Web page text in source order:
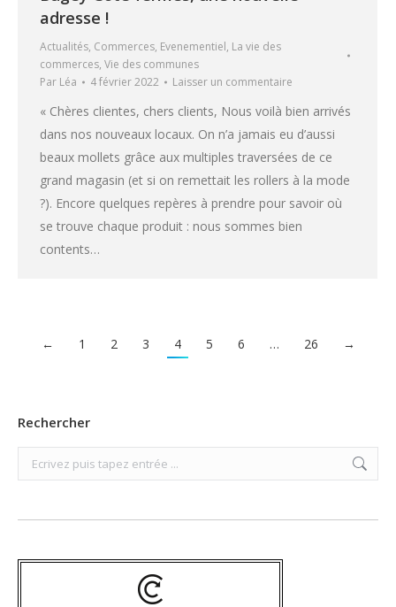
adresse !
Actualités, Commerces, Evenementiel, La vie des
commerces, Vie des communes
Par Léa 4 février 2022 Laisser un commentaire
« Chères clientes, chers clients, Nous voilà bien arrivés
dans nos nouveaux locaux. On n’a jamais eu d’aussi
beaux mollets grâce aux multiples traversées de ce
grand magasin (et si on remettait les rollers à la mode
?). Encore quelques repères à prendre pour savoir où
se trouve chaque produit : nous sommes bien
contents…
← 1 2 3 4 5 6 … 26 →
Rechercher
Search: